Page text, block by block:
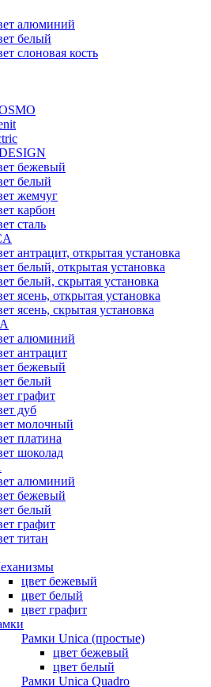
алюминий
белый
слоновая кость
бежевый
белый
жемчуг
карбон
сталь
антрацит, открытая установка
белый, открытая установка
белый, скрытая установка
ясень, открытая установка
ясень, скрытая установка
алюминий
антрацит
бежевый
белый
графит
дуб
молочный
платина
шоколад
алюминий
бежевый
белый
графит
титан
цвет бежевый
цвет белый
цвет графит
Рамки Unica (простые)
цвет бежевый
цвет белый
Рамки Unica Quadro